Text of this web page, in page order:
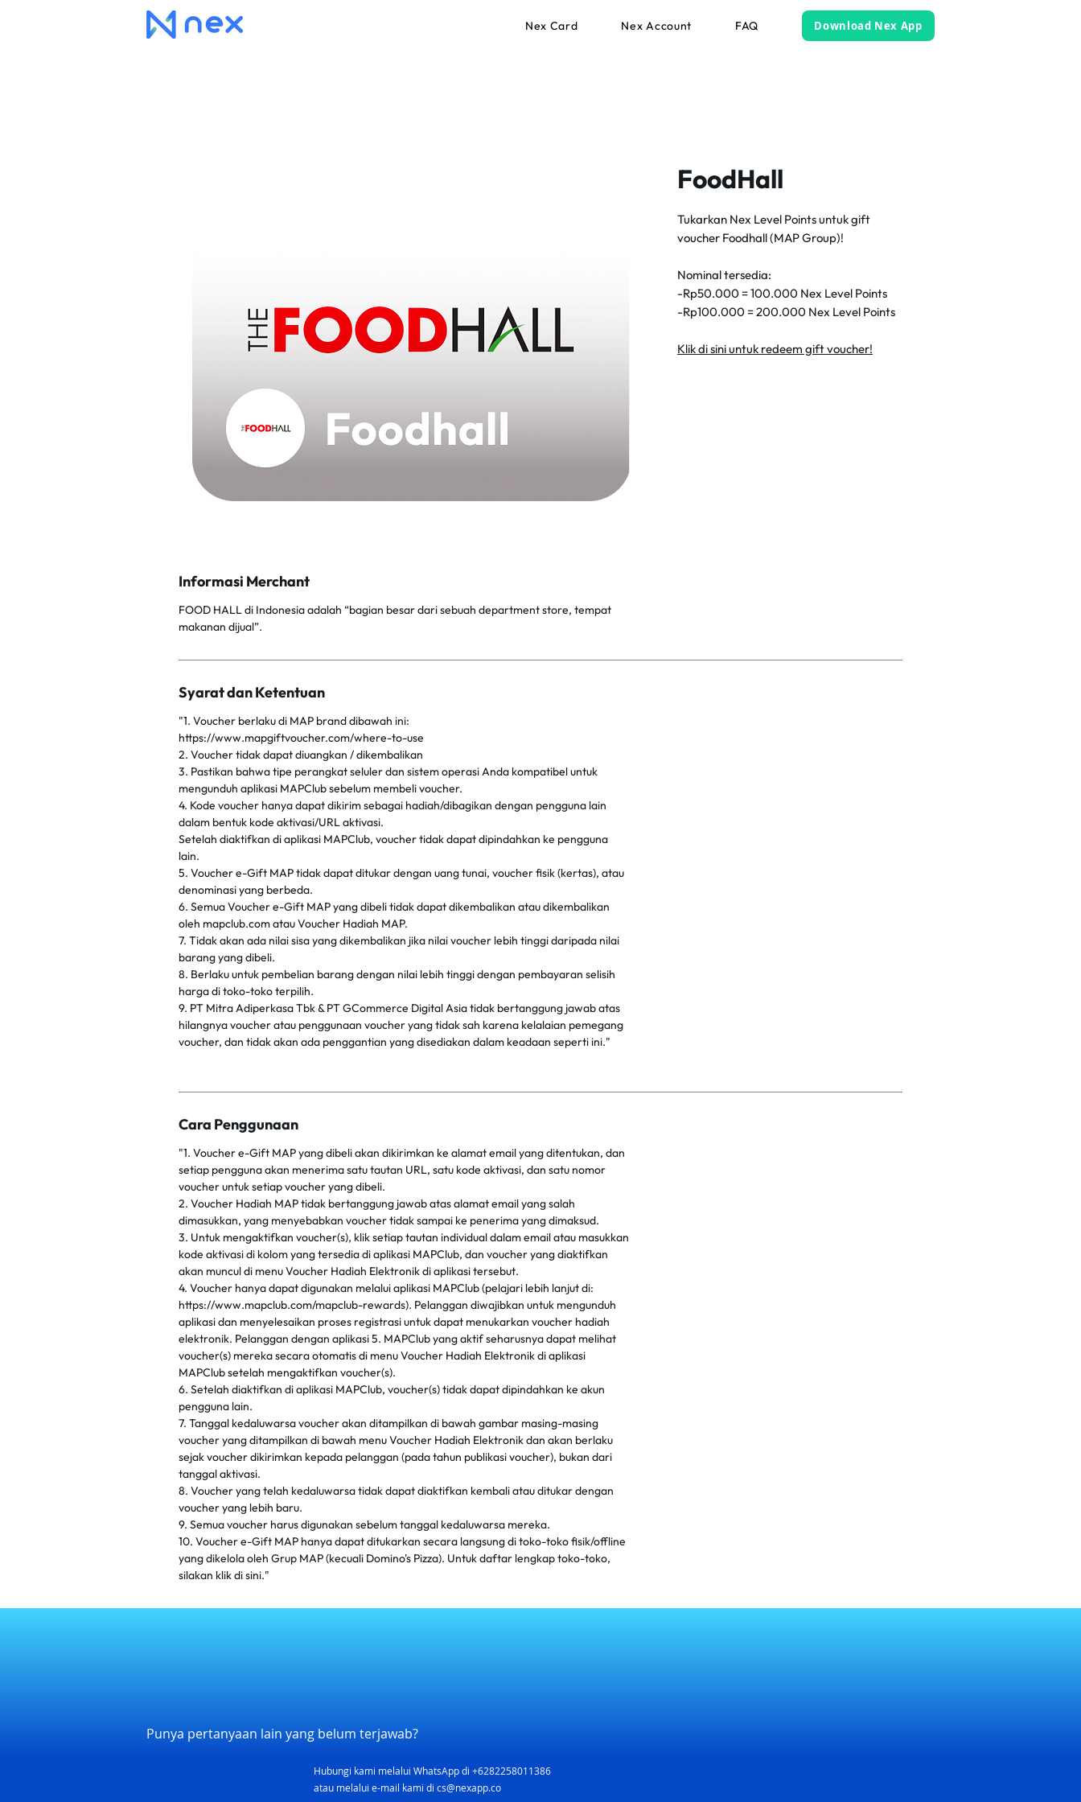
Nex Card Nex Account FAQ Download Nex App
FoodHall
Tukarkan Nex Level Points untuk gift
voucher Foodhall (MAP Group)!
Nominal tersedia:
-Rp50.000 = 100.000 Nex Level Points
-Rp100.000 = 200.000 Nex Level Points
Klik di sini untuk redeem gift voucher!
Informasi Merchant
FOOD HALL di Indonesia adalah “bagian besar dari sebuah department store, tempat
makanan dijual”.
Syarat dan Ketentuan
"1. Voucher berlaku di MAP brand dibawah ini:
https://www.mapgiftvoucher.com/where-to-use
2. Voucher tidak dapat diuangkan / dikembalikan
3. Pastikan bahwa tipe perangkat seluler dan sistem operasi Anda kompatibel untuk
mengunduh aplikasi MAPClub sebelum membeli voucher.
4. Kode voucher hanya dapat dikirim sebagai hadiah/dibagikan dengan pengguna lain
dalam bentuk kode aktivasi/URL aktivasi.
Setelah diaktifkan di aplikasi MAPClub, voucher tidak dapat dipindahkan ke pengguna
lain.
5. Voucher e-Gift MAP tidak dapat ditukar dengan uang tunai, voucher fisik (kertas), atau
denominasi yang berbeda.
6. Semua Voucher e-Gift MAP yang dibeli tidak dapat dikembalikan atau dikembalikan
oleh mapclub.com atau Voucher Hadiah MAP.
7. Tidak akan ada nilai sisa yang dikembalikan jika nilai voucher lebih tinggi daripada nilai
barang yang dibeli.
8. Berlaku untuk pembelian barang dengan nilai lebih tinggi dengan pembayaran selisih
harga di toko-toko terpilih.
9. PT Mitra Adiperkasa Tbk & PT GCommerce Digital Asia tidak bertanggung jawab atas
hilangnya voucher atau penggunaan voucher yang tidak sah karena kelalaian pemegang
voucher, dan tidak akan ada penggantian yang disediakan dalam keadaan seperti ini."
Cara Penggunaan
"1. Voucher e-Gift MAP yang dibeli akan dikirimkan ke alamat email yang ditentukan, dan
setiap pengguna akan menerima satu tautan URL, satu kode aktivasi, dan satu nomor
voucher untuk setiap voucher yang dibeli.
2. Voucher Hadiah MAP tidak bertanggung jawab atas alamat email yang salah
dimasukkan, yang menyebabkan voucher tidak sampai ke penerima yang dimaksud.
3. Untuk mengaktifkan voucher(s), klik setiap tautan individual dalam email atau masukkan
kode aktivasi di kolom yang tersedia di aplikasi MAPClub, dan voucher yang diaktifkan
akan muncul di menu Voucher Hadiah Elektronik di aplikasi tersebut.
4. Voucher hanya dapat digunakan melalui aplikasi MAPClub (pelajari lebih lanjut di:
https://www.mapclub.com/mapclub-rewards). Pelanggan diwajibkan untuk mengunduh
aplikasi dan menyelesaikan proses registrasi untuk dapat menukarkan voucher hadiah
elektronik. Pelanggan dengan aplikasi 5. MAPClub yang aktif seharusnya dapat melihat
voucher(s) mereka secara otomatis di menu Voucher Hadiah Elektronik di aplikasi
MAPClub setelah mengaktifkan voucher(s).
6. Setelah diaktifkan di aplikasi MAPClub, voucher(s) tidak dapat dipindahkan ke akun
pengguna lain.
7. Tanggal kedaluwarsa voucher akan ditampilkan di bawah gambar masing-masing
voucher yang ditampilkan di bawah menu Voucher Hadiah Elektronik dan akan berlaku
sejak voucher dikirimkan kepada pelanggan (pada tahun publikasi voucher), bukan dari
tanggal aktivasi.
8. Voucher yang telah kedaluwarsa tidak dapat diaktifkan kembali atau ditukar dengan
voucher yang lebih baru.
9. Semua voucher harus digunakan sebelum tanggal kedaluwarsa mereka.
10. Voucher e-Gift MAP hanya dapat ditukarkan secara langsung di toko-toko fisik/offline
yang dikelola oleh Grup MAP (kecuali Domino's Pizza). Untuk daftar lengkap toko-toko,
silakan klik di sini."
Punya pertanyaan lain yang belum terjawab?
Hubungi kami melalui WhatsApp di +6282258011386
atau melalui e-mail kami di cs@nexapp.co